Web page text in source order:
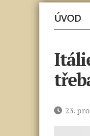
ÚVOD
Datum
23.